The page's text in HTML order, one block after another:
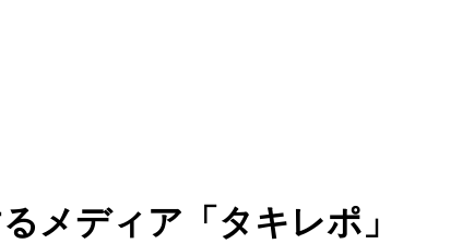
メディア「タキレポ」